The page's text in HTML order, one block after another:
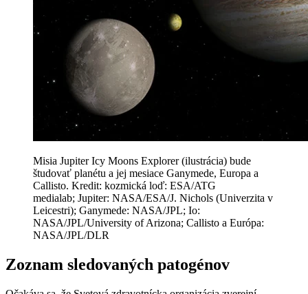
Misia Jupiter Icy Moons Explorer (ilustrácia) bude
študovať planétu a jej mesiace Ganymede, Europa a
Callisto. Kredit: kozmická loď: ESA/ATG
medialab; Jupiter: NASA/ESA/J. Nichols (Univerzita v
Leicestri); Ganymede: NASA/JPL; Io:
NASA/JPL/University of Arizona; Callisto a Európa:
NASA/JPL/DLR
Zoznam sledovaných patogénov